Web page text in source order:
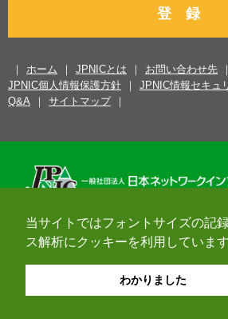
当サイトではフォントサイズの記
ス解析にクッキーを利用しています
わかりました
登 録
ホーム JPNICとは お問い合わせ先
JPNIC個人情報保護方針
JPNIC情報セキュ
Q&A
サイトマップ
Copyright© 1996-2026 Japan Network
Reserved.